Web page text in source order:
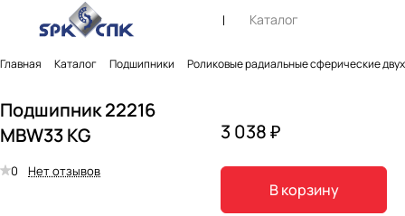
Каталог
Главная Каталог Подшипники Роликовые радиальные сферические
Подшипник 22216
MBW33 KG
0 Нет отзывов
3 038 ₽
В корзину